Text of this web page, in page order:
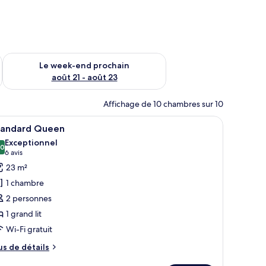
août 14 - août 16
Le week-end prochain
août 21 - août 23
Vérifier la disponibilité pour le week-end prochain août 21 -
Affichage de 10 chambres sur 10
portable
:
Une chambre d’hôtel moderne avec un
4 Queen
sur 10
Exceptionnel
6 avis
(6 avis)
23 m²
1 chambre
2 personnes
1 grand lit
Wi-Fi gratuit
de détails